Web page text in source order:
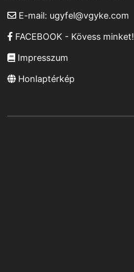
E-mail: ugyfel@vgyke.com
FACEBOOK - Kövess minket!
Impresszum
Honlaptérkép